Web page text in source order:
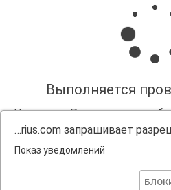
Выполняется
Нажмите «Разрешить»,
…rius.com запрашивает
Показ уведомлений